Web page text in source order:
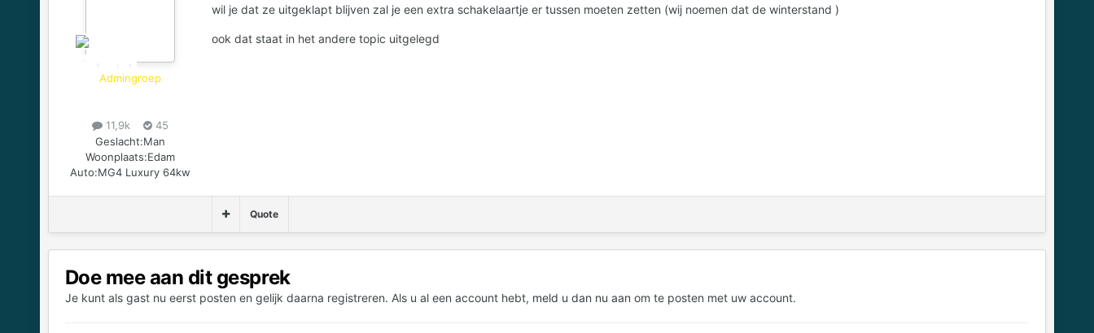
Admingroep
11,9k
45
Geslacht:Man
Woonplaats:Edam
Auto:MG4 Luxury 64kw
wil je dat ze uitgeklapt blijven zal je een extra schakelaartje er tussen moeten zetten (wij noemen dat de winterstand )
ook dat staat in het andere topic uitgelegd
Quote
Doe mee aan dit gesprek
Je kunt als gast nu eerst posten en gelijk daarna registreren. Als u al een account hebt, meld u dan nu aan om te posten met uw account.